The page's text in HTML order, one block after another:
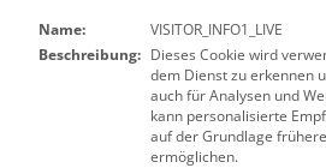
Name:
VISITOR_INFO1_LIVE
Beschreibung: Dieses Cookie wird
dem Dienst zu erkennen
auch für Analysen und
kann personalisierte
auf der Grundlage
ermöglichen.